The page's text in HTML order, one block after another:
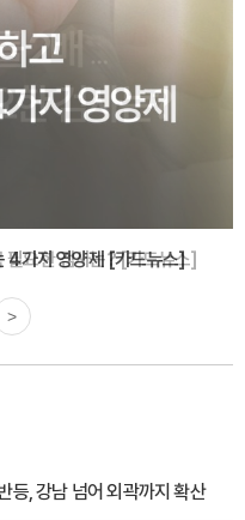
4가지 영양제 [카드뉴스]
>
, 강남 넘어 외곽까지 확산